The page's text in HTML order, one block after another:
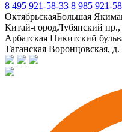
8 495 921-58-33 8 985 921-
ОктябрьскаяБольшая
Китай-городЛубянский пр.,
Арбатская Никитский
Таганская Воронцовская, д.